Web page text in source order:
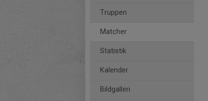
Truppen
Matcher
Statistik
Kalender
Bildgalleri